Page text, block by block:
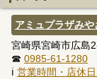
アミュプラザみや
宮崎県宮崎市広島
☎ 0985-61-1280
ℹ 営業時間・店休